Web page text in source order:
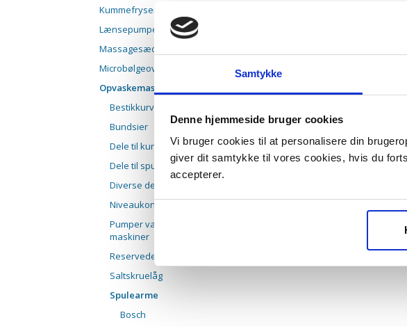
Samtykke
Denne hjemmeside bruger cookies
Vi bruger cookies til at personalisere din
giver dit samtykke til vores cookies, hvis du
accepterer.
Kummefrysere
Massagesæde
Microbølgeovne
Opvaskemaskiner
Bestikkurve
Bundsier
Dele til kurve
Dele til spulearme
Diverse dele
Niveaukontroller
Pumper vaske/opvaske
maskiner
Reservedele LG
Saltskruelåg
Spulearme
Bosch